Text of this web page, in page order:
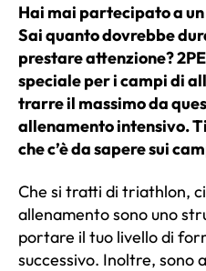
Hai mai partecipato a
Sai quanto dovrebbe
prestare attenzione?
speciale per i campi di
trarre il massimo da
allenamento intensivo.
che c’è da sapere sui
Che si tratti di triathlon,
allenamento sono uno
portare il tuo livello di
successivo. Inoltre, sono